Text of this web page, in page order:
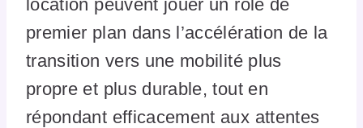
location peuvent jouer un rôle de
premier plan dans l’accélération de la
transition vers une mobilité plus
propre et plus durable, tout en
répondant efficacement aux attentes